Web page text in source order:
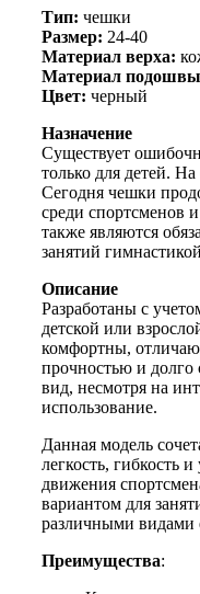
24-
40
черный
Тип: чешки
Размер: 24-40
Материал верха:
Материал
Цвет: черный
Назначение
Существует
только для детей.
Сегодня чешки
среди спортсменов
также являются
занятий
Описание
Разработаны с
детской или
комфортны,
прочностью и долго
вид, несмотря на
использование.
Данная модель
легкость, гибкость
движения
вариантом для
различными видами
Преимущества: